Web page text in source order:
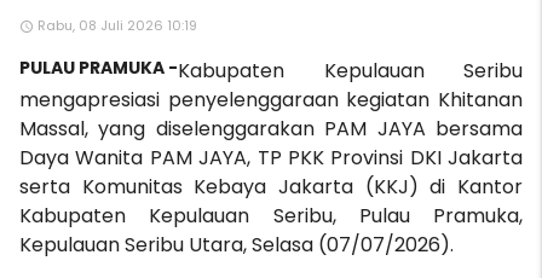
access_time Rabu, 08 Juli 2026 10:19
PULAU PRAMUKA -Kabupaten Kepulauan Seribu
mengapresiasi penyelenggaraan kegiatan Khitanan
Massal, yang diselenggarakan PAM JAYA bersama
Daya Wanita PAM JAYA, TP PKK Provinsi DKI Jakarta
serta Komunitas Kebaya Jakarta (KKJ) di Kantor
Kabupaten Kepulauan Seribu, Pulau Pramuka,
Kepulauan Seribu Utara, Selasa (07/07/2026).